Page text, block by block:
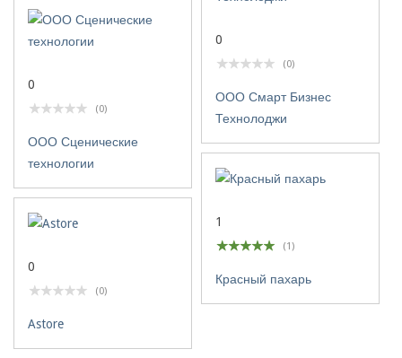
0
(0)
ООО Смарт Бизнес
Технолоджи
0
(0)
ООО Сценические
технологии
1
(1)
Красный пахарь
0
(0)
Astore